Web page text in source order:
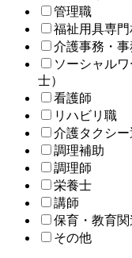
管理職
福祉用具専門
介護事務・
ソーシャル
士）
看護師
リハビリ職
介護タクシ
調理補助
調理師
栄養士
講師
保育・教育関
その他